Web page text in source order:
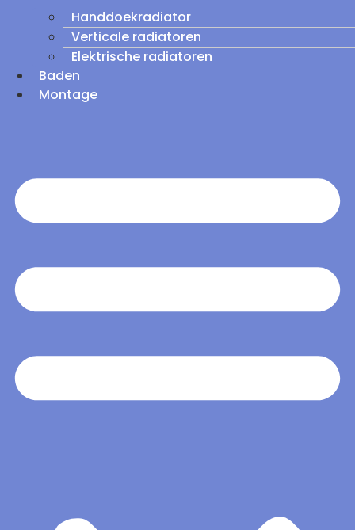
Handdoekradiator
Verticale radiatoren
Elektrische radiatoren
Baden
Montage